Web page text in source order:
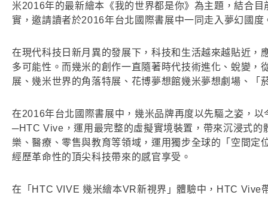
米2016年的最新繪本《我的世界都是你》為主題，結合
實，邀請讀者於2016年台北國際書展中一同走入夢幻國度
在現代科技日新月異的發展下，科技和生活越來越貼近
多可能性。而幾米的創作一直隨著時代技術進化、蛻變
展、幾米世界的角落特展、花博夢想館幾米夢想劇場、「
在2016年台北國際書展中，幾米品牌再度以先驅之姿，
─HTC Vive，運用最完整的虛擬實境裝置，帶來沉浸式
樂、醫療、零售與教育等領域，運用獨步全球的「空間
經歷革命性的頂尖科技帶來的感官享受。
在「HTC VIVE 幾米繪本VR新視界」體驗中，HTC Vive